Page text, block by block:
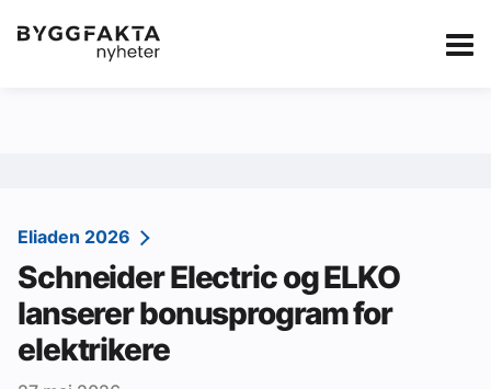
Kategorier Jobbmarkedet Annonsere i
Redaksjonen
Om Byggfakta
Annonsere
Eliaden 2026
Schneider Electric og ELKO
lanserer bonusprogram for
elektrikere